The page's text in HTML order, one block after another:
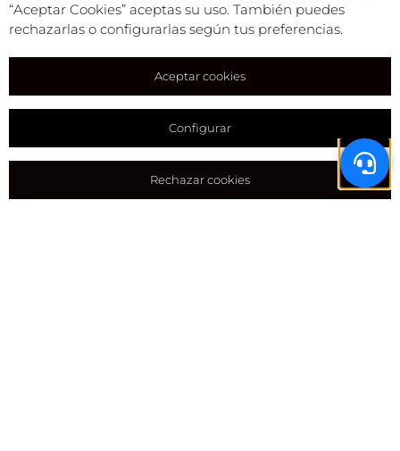
FAQS
“Aceptar Cookies” aceptas su uso. También puedes
rechazarlas o configurarlas según tus preferencias.
Aceptar cookies
Configurar
Rechazar cookies